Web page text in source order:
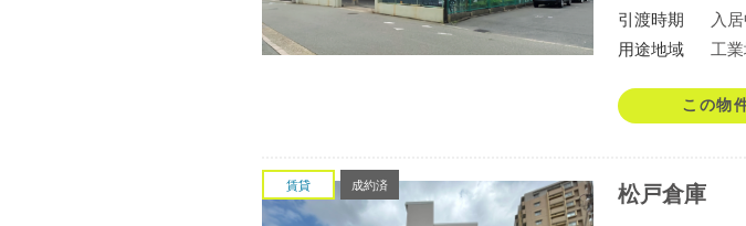
引渡時期
入
用途地域
工
この物
賃貸 成約済 松戸倉庫